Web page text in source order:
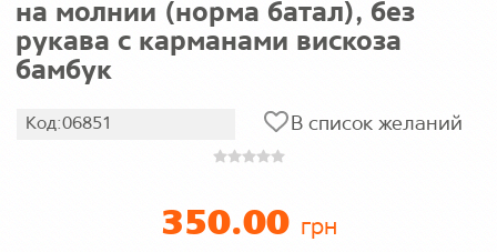
на молнии (норма батал), без
рукава с карманами вискоза
бамбук
Код:06851 В список желаний
350.00 грн